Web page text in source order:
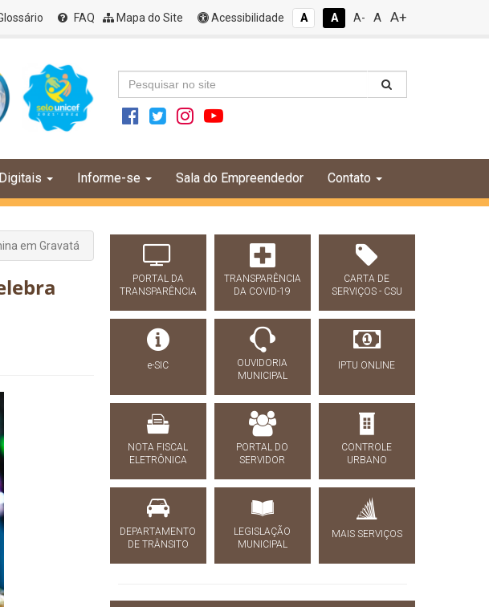
FAQ Mapa do Site Acessibilidade A A A- A A+
Informe-se Sala do Empreendedor Contato
em Gravatá
PORTAL DA
TRANSPARÊNCIA
TRANSPARÊNCIA
DA COVID-19
CARTA DE
SERVIÇOS - CSU
e-SIC
OUVIDORIA
MUNICIPAL
IPTU ONLINE
NOTA FISCAL
ELETRÔNICA
PORTAL DO
SERVIDOR
CONTROLE
URBANO
DEPARTAMENTO
DE TRÂNSITO
LEGISLAÇÃO
MUNICIPAL
MAIS SERVIÇOS